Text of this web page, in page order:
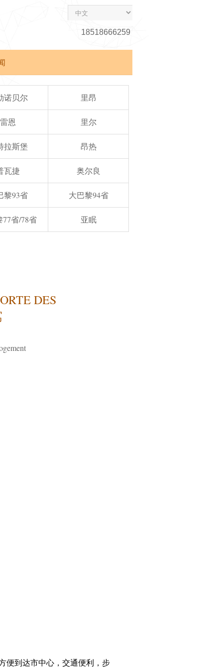
18518666259
诺贝尔 里昂
雷恩 里尔
拉斯堡 昂热
瓦捷 奥尔良
黎93省 大巴黎94省
省/78省 亚眠
DES
便到达市中心，交通便利，步